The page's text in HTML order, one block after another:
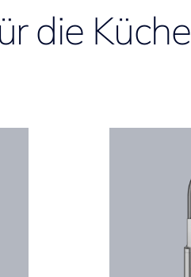
die Küche